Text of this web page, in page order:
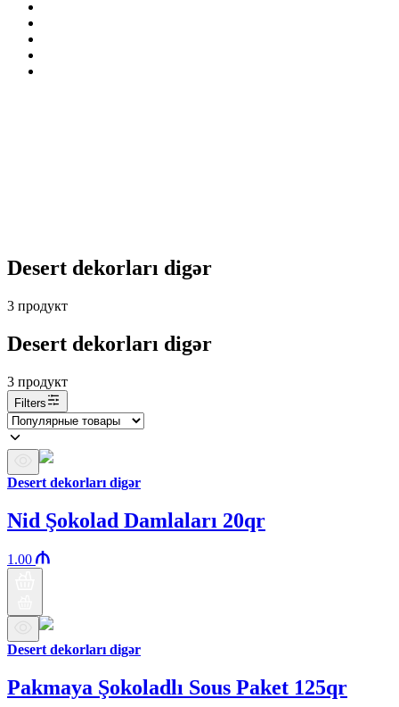
Desert dekorları digər
3 продукт
Desert dekorları digər
3 продукт
Filters
Desert dekorları digər
Nid Şokolad Damlaları 20qr
1.00
Desert dekorları digər
Pakmaya Şokoladlı Sous Paket 125qr